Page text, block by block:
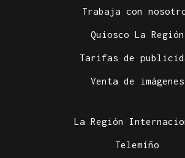
Trabaja con
Quiosco La Región
Tarifas de
Venta de imágenes
La Región
Telemiño